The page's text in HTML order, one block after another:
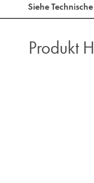
Siehe
Produkt